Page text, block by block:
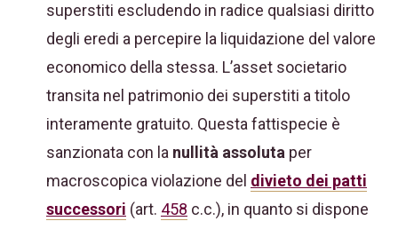
superstiti escludendo in radice qualsiasi diritto
degli eredi a percepire la liquidazione del valore
economico della stessa. L’asset societario
transita nel patrimonio dei superstiti a titolo
interamente gratuito. Questa fattispecie è
sanzionata con la nullità assoluta per
macroscopica violazione del divieto dei patti
successori (art. 458 c.c.), in quanto si dispone